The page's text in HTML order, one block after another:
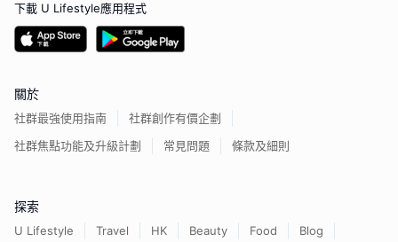
下載 U Lifestyle應用程式
關於
社群最強使用指南
社群創作有價企劃
社群焦點功能及升級計劃
常見問題 條款及細則
探索
U Lifestyle Travel HK Beauty Food Blog